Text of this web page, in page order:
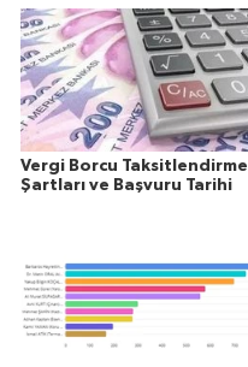
Vergi Borcu Taksitlendirme
Şartları ve Başvuru Tarihi